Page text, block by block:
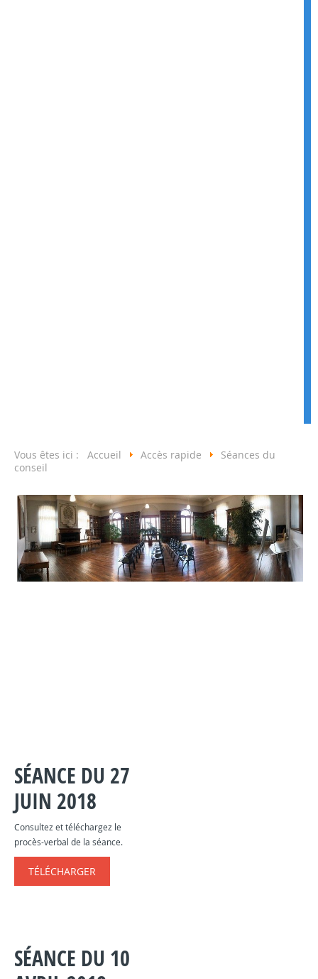
Vous êtes ici : Accueil Accès rapide
Séances du
conseil
SÉANCE DU 27
JUIN 2018
Consultez et téléchargez le
procès-verbal de la séance.
TÉLÉCHARGER
SÉANCE DU 10